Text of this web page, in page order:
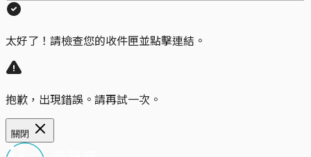
太好了！請檢查您的收件匣並點擊連結。
抱歉，出現錯誤。請再試一次。
關閉